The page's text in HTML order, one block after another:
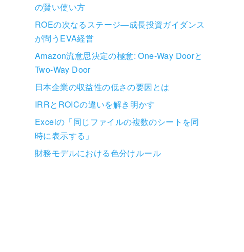
の賢い使い方
ROEの次なるステージ―成長投資ガイダンス
が問うEVA経営
Amazon流意思決定の極意: One-Way Doorと
Two-Way Door
日本企業の収益性の低さの要因とは
IRRとROICの違いを解き明かす
Excelの「同じファイルの複数のシートを同
時に表示する」
財務モデルにおける色分けルール